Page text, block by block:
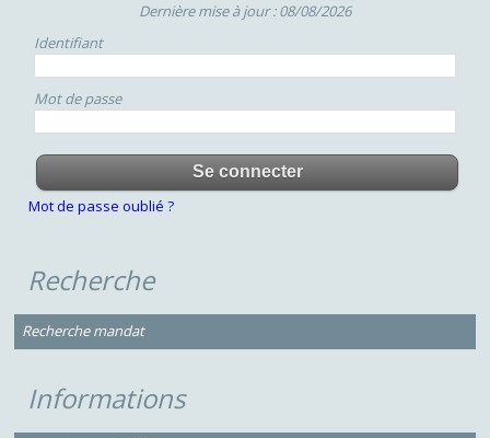
Dernière mise à jour : 08/08/2026
Identifiant
Mot de passe
Mot de passe oublié ?
Recherche
Recherche mandat
Informations